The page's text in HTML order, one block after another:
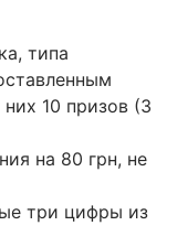
типа
10 призов (3
на 80 грн, не
три цифры из